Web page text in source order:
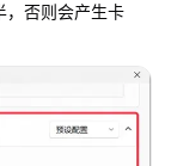
，否则会产生卡